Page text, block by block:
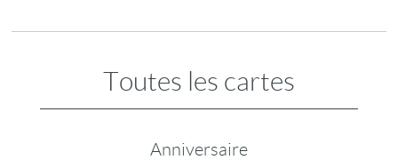
Toutes les cartes
Anniversaire